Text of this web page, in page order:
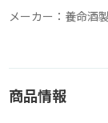
メーカー：養命
商品情報